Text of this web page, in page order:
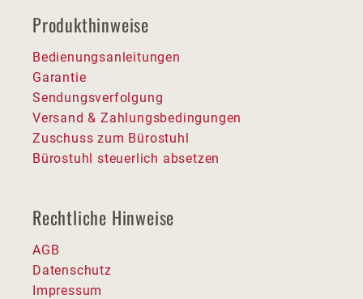
Produkthinweise
Bedienungsanleitungen
Garantie
Sendungsverfolgung
Versand & Zahlungsbedingungen
Zuschuss zum Bürostuhl
Bürostuhl steuerlich absetzen
Rechtliche Hinweise
AGB
Datenschutz
Impressum